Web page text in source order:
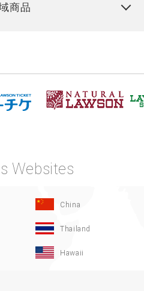
商品
Websites
China
Thailand
Hawaii